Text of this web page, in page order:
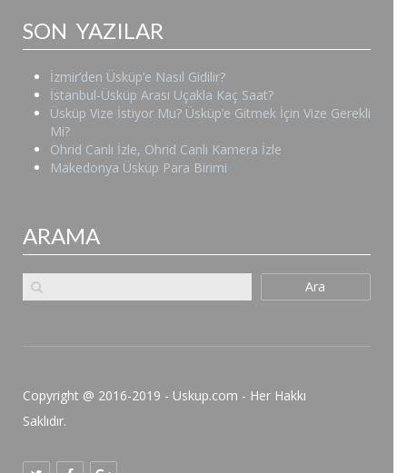
SON YAZILAR
İzmir’den Üsküp’e Nasıl Gidilir?
İstanbul-Üsküp Arası Uçakla Kaç Saat?
Üsküp Vize İstiyor Mu? Üsküp’e Gitmek İçin Vize Gerekli
Mi?
Ohrid Canlı İzle, Ohrid Canlı Kamera İzle
Makedonya Üsküp Para Birimi
ARAMA
Ara
Copyright @ 2016-2019 - Uskup.com - Her Hakkı
Saklıdır.